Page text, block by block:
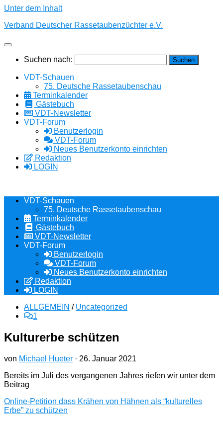
Unter dem Inhalt
Verband Deutscher Rassetaubenzüchter e.V.
Suchen nach:
VDT-Schauen
75. Deutsche Rassetaubenschau
Terminkalender
Gästebuch
VDT-Newsletter
VDT-Forum
Benutzerlogin
VDT-Forum
Neues Benutzerkonto einrichten
Redaktion
LOGIN
VDT-Schauen
75. Deutsche Rassetaubenschau
Terminkalender
Gästebuch
VDT-Newsletter
VDT-Forum
Benutzerlogin
VDT-Forum
Neues Benutzerkonto einrichten
Redaktion
LOGIN
ALLGEMEIN / Uncategorized
1
Kulturerbe schützen
von Michael Hueter · 26. Januar 2021
Bereits im Juli des vergangenen Jahres riefen wir unter dem
Beitrag
Online-Petition dass Krähen von Hähnen als “kulturelles
Erbe” zu schützen